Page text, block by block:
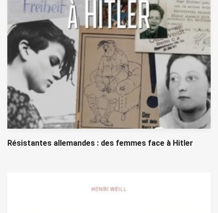
Résistantes allemandes : des femmes face à Hitler